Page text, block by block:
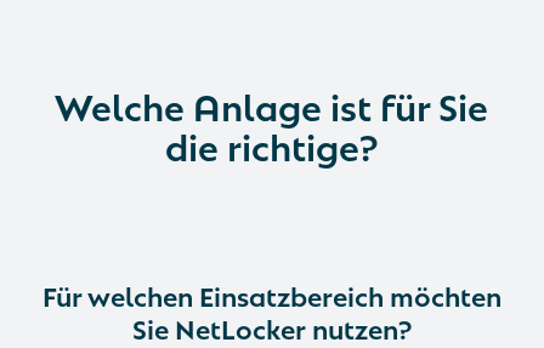
Welche Anlage ist für Sie
die richtige?
Für welchen Einsatzbereich möchten
Sie NetLocker nutzen?